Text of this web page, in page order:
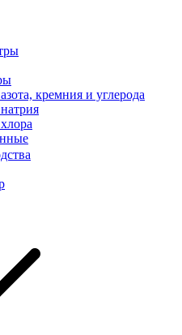
кремния и углерода